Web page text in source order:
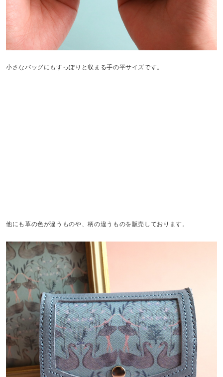
小さなバッグにもすっぽりと収まる手の平サイズです。
他にも革の色が違うものや、柄の違うものを販売しております。